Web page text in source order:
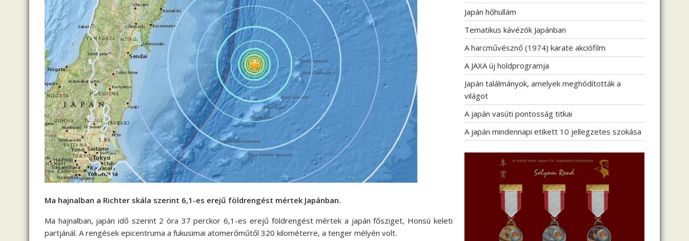
Ma hajnalban a Richter skála szerint 6,1-es erejű földrengést mértek Japánban.
Ma hajnalban, japán idő szerint 2 óra 37 perckor 6,1-es erejű földrengést mértek a japán fősziget, Honsú keleti
partjánál. A rengések epicentruma a fukusimai atomerőműtől 320 kilométerre, a tenger mélyén volt.
Japán hőhullám
Tematikus kávézók Japánban
A harcművésznő (1974) karate akciófilm
A JAXA új holdprogramja
Japán találmányok, amelyek meghódították a
világot
A japán vasúti pontosság titkai
A japán mindennapi etikett 10 jellegzetes szokása